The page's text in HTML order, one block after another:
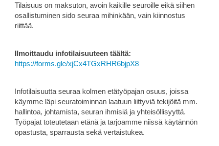
Tilaisuus on maksuton, avoin kaikille seuroille eikä siihen
osallistuminen sido seuraa mihinkään, vain kiinnostus
riittää.
Ilmoittaudu infotilaisuuteen täältä:
https://forms.gle/xjCx4TGxRHR6bjpX8
Infotilaisuutta seuraa kolmen etätyöpajan osuus, joissa
käymme läpi seuratoiminnan laatuun liittyviä tekijöitä mm.
hallintoa, johtamista, seuran ihmisiä ja yhteisöllisyyttä.
Työpajat toteutetaan etänä ja tarjoamme niissä käytännön
opastusta, sparrausta sekä vertaistukea.